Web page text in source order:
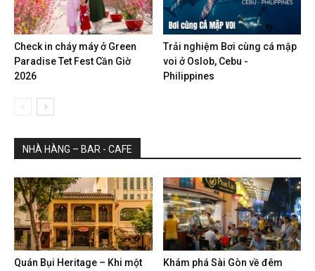
Check in cháy máy ở Green
Paradise Tet Fest Cần Giờ
2026
Trải nghiệm Bơi cùng cá mập
voi ở Oslob, Cebu -
Philippines
NHÀ HÀNG – BAR - CAFE
Quán Bụi Heritage – Khi một
Khám phá Sài Gòn về đêm